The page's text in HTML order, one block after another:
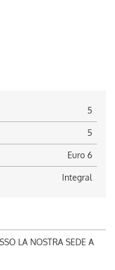
5
5
Euro 6
Integral
LA NOSTRA SEDE A